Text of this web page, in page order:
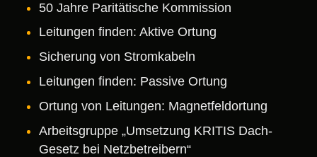
50 Jahre Paritätische Kommission
Leitungen finden: Aktive Ortung
Sicherung von Stromkabeln
Leitungen finden: Passive Ortung
Ortung von Leitungen: Magnetfeldortung
Arbeitsgruppe „Umsetzung KRITIS Dach-
Gesetz bei Netzbetreibern“